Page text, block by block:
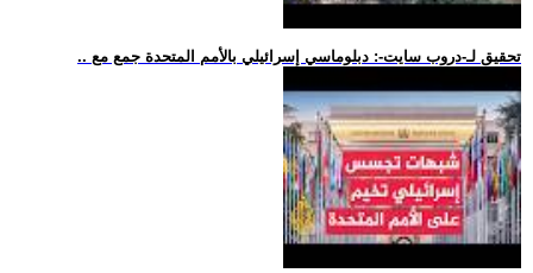
.. تحقيق لـ-دروب سايت-: دبلوماسي إسرائيلي بالأمم المتحدة جمع مع